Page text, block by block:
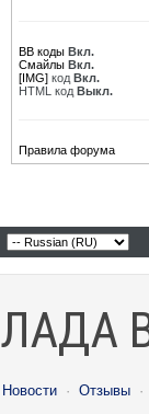
BB коды Вкл.
Смайлы Вкл.
[IMG] код Вкл.
HTML код Выкл.
Правила форума
ЛАДА
Новости · Отзывы ·